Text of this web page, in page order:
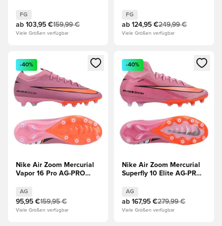
FG
ab 103,95 €159,99 €
Viele Größen verfügbar
FG
ab 124,95 €249,99 €
Viele Größen verfügbar
Öffnet ein neues Fenster zum Anmelden oder Registrieren
-40%
Nike Air Zoom Mercurial
Vapor 16 Pro AG-PRO
Flamingo/Schwarz/Total
Crimson
AG
95,95 €159,95 €
Viele Größen verfügbar
Öffnet ein neues Fenster
-40%
Nike Air Zoom Mercurial
Superfly 10 Elite AG-PRO
Flamingo/Schwarz/Total
Crimson
AG
ab 167,95 €279,99 €
Viele Größen verfügbar